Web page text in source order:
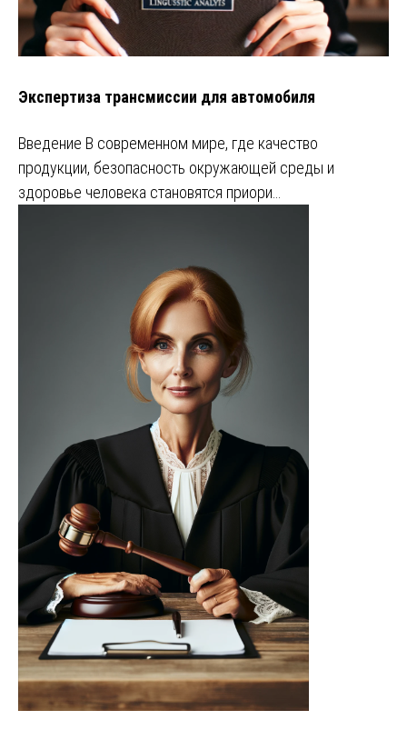
Экспертиза трансмиссии для автомобиля
Введение В современном мире, где качество
продукции, безопасность окружающей среды и
здоровье человека становятся приори…